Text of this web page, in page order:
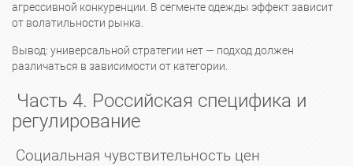
агрессивной конкуренции. В сегменте одежды эффект зависит
от волатильности рынка.
Вывод: универсальной стратегии нет — подход должен
различаться в зависимости от категории.
Часть 4. Российская специфика и
регулирование
Социальная чувствительность цен